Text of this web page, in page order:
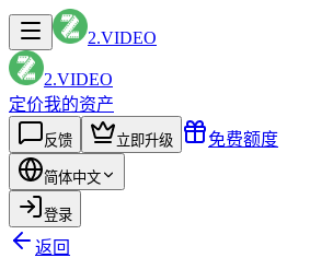
2.VIDEO
2.VIDEO
定价我的资产
反馈 立即升级 免费额度
简体中文
登录
返回